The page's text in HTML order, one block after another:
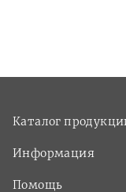
Каталог
Информация
Помощь